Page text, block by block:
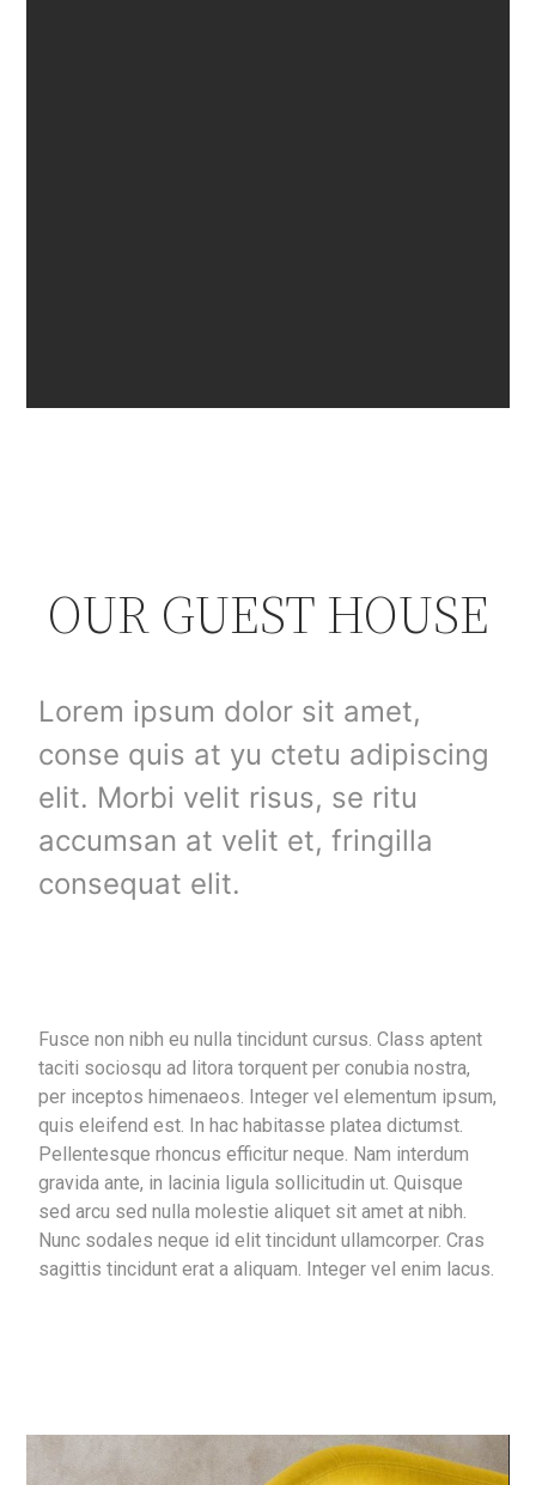
OUR GUEST HOUSE
Lorem ipsum dolor sit amet,
conse quis at yu ctetu adipiscing
elit. Morbi velit risus, se ritu
accumsan at velit et, fringilla
consequat elit.
Fusce non nibh eu nulla tincidunt cursus. Class aptent
taciti sociosqu ad litora torquent per conubia nostra,
per inceptos himenaeos. Integer vel elementum ipsum,
quis eleifend est. In hac habitasse platea dictumst.
Pellentesque rhoncus efficitur neque. Nam interdum
gravida ante, in lacinia ligula sollicitudin ut. Quisque
sed arcu sed nulla molestie aliquet sit amet at nibh.
Nunc sodales neque id elit tincidunt ullamcorper. Cras
sagittis tincidunt erat a aliquam. Integer vel enim lacus.